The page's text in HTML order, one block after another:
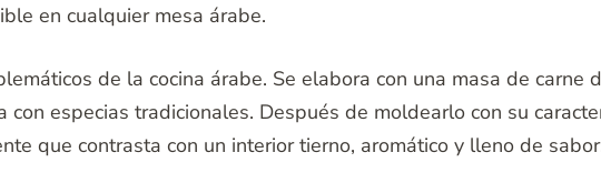
en cualquier mesa árabe.
de la cocina árabe. Se elabora con una masa de carne
especias tradicionales. Después de moldearlo con su
que contrasta con un interior tierno, aromático y lleno de